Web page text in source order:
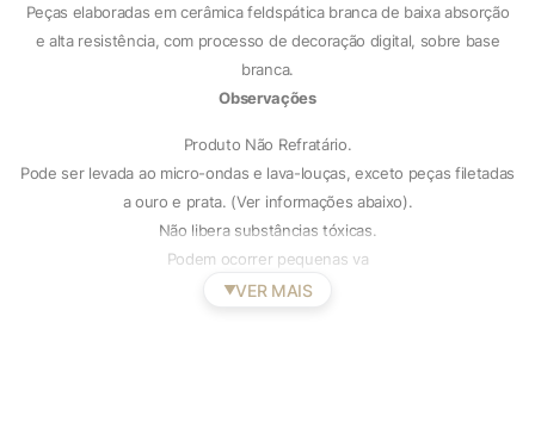
Peças elaboradas em cerâmica feldspática branca de baixa absorção
e alta resistência, com processo de decoração digital, sobre base
branca.
Observações
Produto Não Refratário.
Pode ser levada ao micro-ondas e lava-louças, exceto peças filetadas
a ouro e prata. (Ver informações abaixo).
Não libera substâncias tóxicas.
Podem ocorrer pequenas va
▼VER MAIS